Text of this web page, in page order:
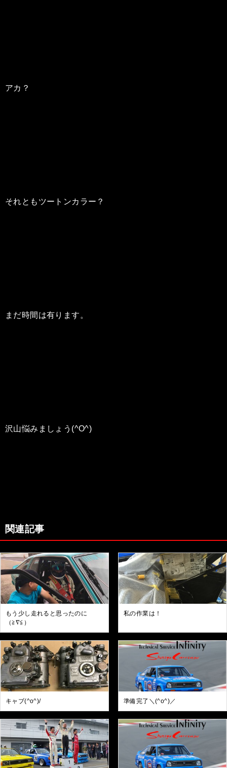
アカ？
それともツートンカラー？
まだ時間は有ります。
沢山悩みましょう(^O^)
関連記事
もう少し走れると思ったのに
（≧∇≦）
私の作業は！
キャブ(^o^)/ 準備完了＼(^o^)／